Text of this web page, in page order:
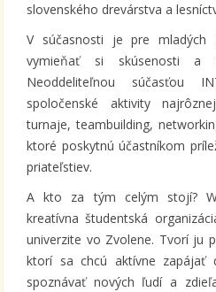
slovenského drevárstva a
V súčasnosti je pre mladých
vymieňať si skúsenosti a
Neoddeliteľnou súčasťou
spoločenské aktivity
turnaje, teambuilding,
ktoré poskytnú účastníkom
priateľstiev.
A kto za tým celým stojí?
kreatívna študentská
univerzite vo Zvolene. Tvorí ju
ktorí sa chcú aktívne zapájať
spoznávať nových ľudí a